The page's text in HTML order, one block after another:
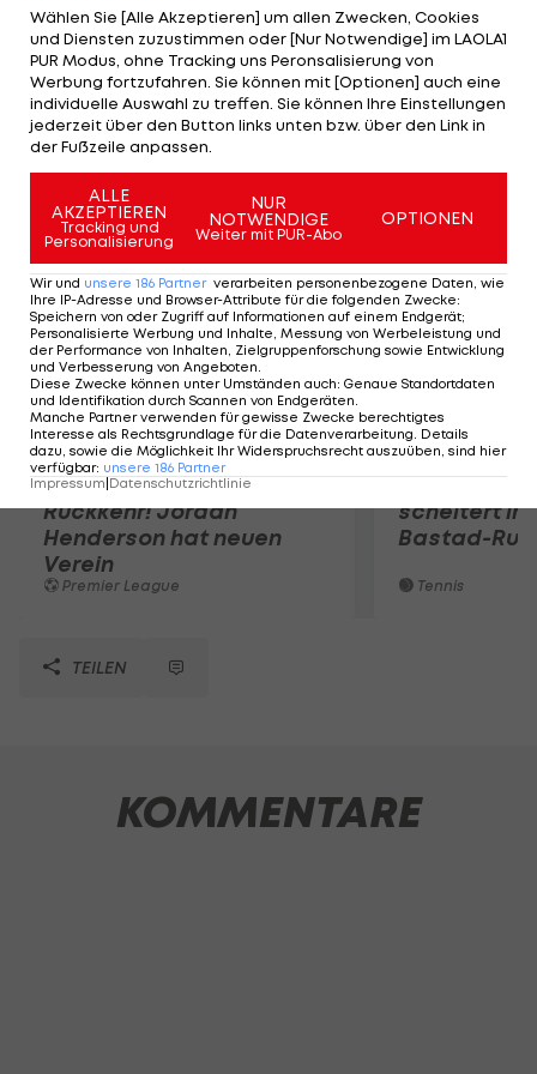
gegen Stoke City. Den Treffer erzielt Didier
Drogba (68.), der zum 100. Mal in der Meisterschaft
erfolgreich ist. Liverpool verliert bei Sunderland
mit 0:1. Bolton bezwingt Queens Park mit 2:1,
Blackburn gewinnt in Wolverhampton mit 2:0.
Mehr zum Thema
Premier-League-
Rückkehr! Jordan
Henderson hat neuen
Verein
Premier League
Sebastian
scheitert in
Bastad-
Tennis
TEILEN
KOMMENTARE
Wählen Sie [Alle Akzeptieren] um allen Zwecken, Cookies
und Diensten zuzustimmen oder [Nur Notwendige] im LAOLA1
PUR Modus, ohne Tracking uns Peronsalisierung von
Werbung fortzufahren. Sie können mit [Optionen] auch eine
individuelle Auswahl zu treffen. Sie können Ihre Einstellungen
jederzeit über den Button links unten bzw. über den Link in
der Fußzeile anpassen.
ALLE
AKZEPTIEREN
Tracking und
Personalisierung
NUR
NOTWENDIGE
Weiter mit PUR-Abo
OPTIONEN
Wir und unsere 186 Partner verarbeiten personenbezogene Daten, wie
Ihre IP-Adresse und Browser-Attribute für die folgenden Zwecke:
Speichern von oder Zugriff auf Informationen auf einem Endgerät;
Personalisierte Werbung und Inhalte, Messung von Werbeleistung und
der Performance von Inhalten, Zielgruppenforschung sowie Entwicklung
und Verbesserung von Angeboten.
Diese Zwecke können unter Umständen auch: Genaue Standortdaten
und Identifikation durch Scannen von Endgeräten.
Manche Partner verwenden für gewisse Zwecke berechtigtes
Interesse als Rechtsgrundlage für die Datenverarbeitung. Details
dazu, sowie die Möglichkeit Ihr Widerspruchsrecht auszuüben, sind hier
verfügbar: unsere 186 Partner
Impressum Datenschutzrichtlinie